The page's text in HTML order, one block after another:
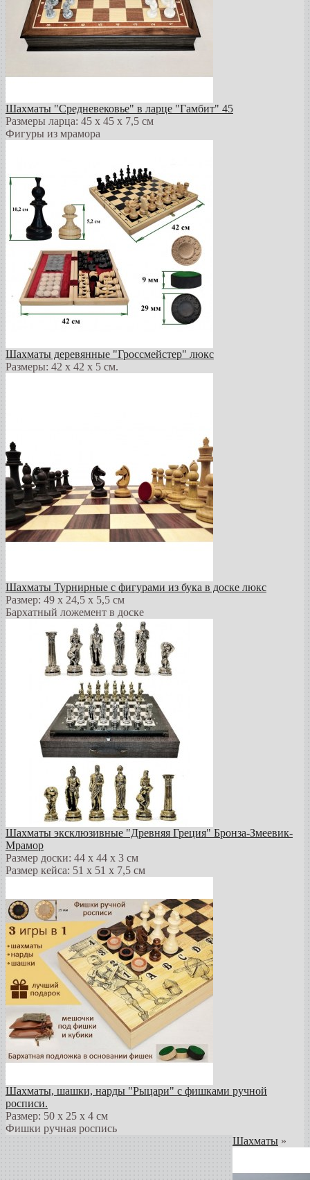
Шахматы "Средневековье" в ларце "Гамбит" 45
Размеры ларца: 45 x 45 х 7,5 см
Фигуры из мрамора
Шахматы деревянные "Гроссмейстер" люкс
Размеры: 42 x 42 x 5 см.
Шахматы Турнирные с фигурами из бука в доске люкс
Размер: 49 х 24,5 х 5,5 см
Бархатный ложемент в доске
Шахматы эксклюзивные "Древняя Греция" Бронза-Змеевик-
Мрамор
Размер доски: 44 х 44 х 3 см
Размер кейса: 51 х 51 х 7,5 см
Шахматы, шашки, нарды "Рыцари" с фишками ручной
росписи.
Размер: 50 х 25 х 4 см
Фишки ручная роспись
Шахматы »